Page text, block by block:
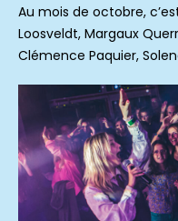
Au mois de octobre,
Loosveldt, Margaux
Clémence Paquier,